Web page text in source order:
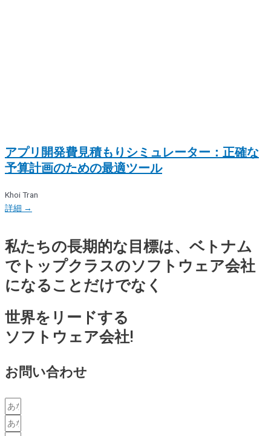
アプリ開発費見積もりシミュレーター：正確な
予算計画のための最適ツール
Khoi Tran
詳細 →
私たちの長期的な目標は、ベトナム
でトップクラスのソフトウェア会社
になることだけでなく
世界をリードする
ソフトウェア会社!
お問い合わせ